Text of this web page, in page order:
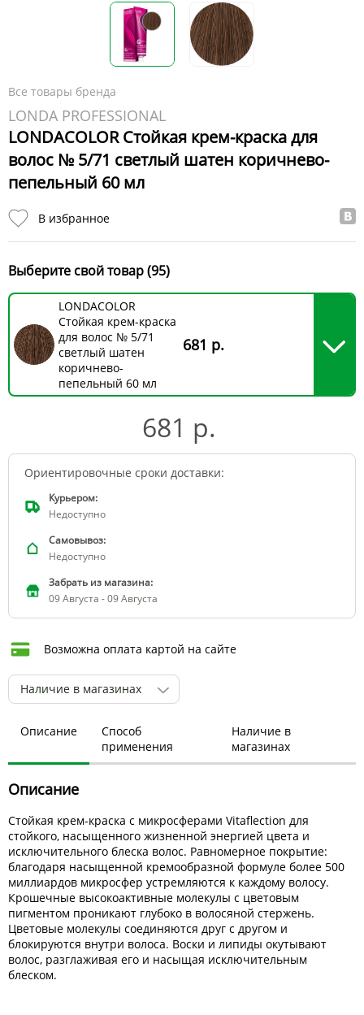
Все товары бренда
LONDA PROFESSIONAL
LONDACOLOR Стойкая крем-краска для
волос № 5/71 светлый шатен коричнево-
пепельный 60 мл
В избранное
Выберите свой товар (95)
LONDACOLOR
Стойкая крем-краска
для волос № 5/71
светлый шатен
коричнево-
пепельный 60 мл
681 р.
681 р.
Ориентировочные сроки доставки:
Курьером:
Недоступно
Самовывоз:
Недоступно
Забрать из магазина:
09 Августа - 09 Августа
Возможна оплата картой на сайте
Наличие в магазинах
Описание
Способ
применения
Наличие в
магазинах
Описание
Стойкая крем-краска с микросферами Vitaflection для
стойкого, насыщенного жизненной энергией цвета и
исключительного блеска волос. Равномерное покрытие:
благодаря насыщенной кремообразной формуле более 500
миллиардов микросфер устремляются к каждому волосу.
Крошечные высокоактивные молекулы с цветовым
пигментом проникают глубоко в волосяной стержень.
Цветовые молекулы соединяются друг с другом и
блокируются внутри волоса. Воски и липиды окутывают
волос, разглаживая его и насыщая исключительным
блеском.